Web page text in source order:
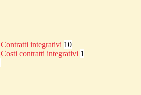
Contratti integrativi 10
Costi contratti integrativi 1